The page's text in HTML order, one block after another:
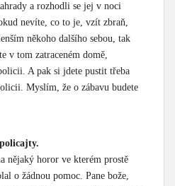
a rozhodli se jej v noci
nevíte, co to je, vzít zbraň,
někoho dalšího sebou, tak
v tom zatraceném domě,
A pak si jdete pustit třeba
Myslím, že o zábavu budete
nějaký horor ve kterém prostě
o žádnou pomoc. Pane bože,